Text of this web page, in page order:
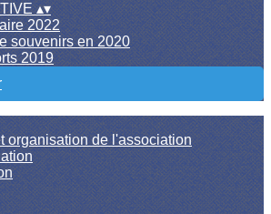
▴▾
2022
souvenirs en 2020
2019
organisation de l'association